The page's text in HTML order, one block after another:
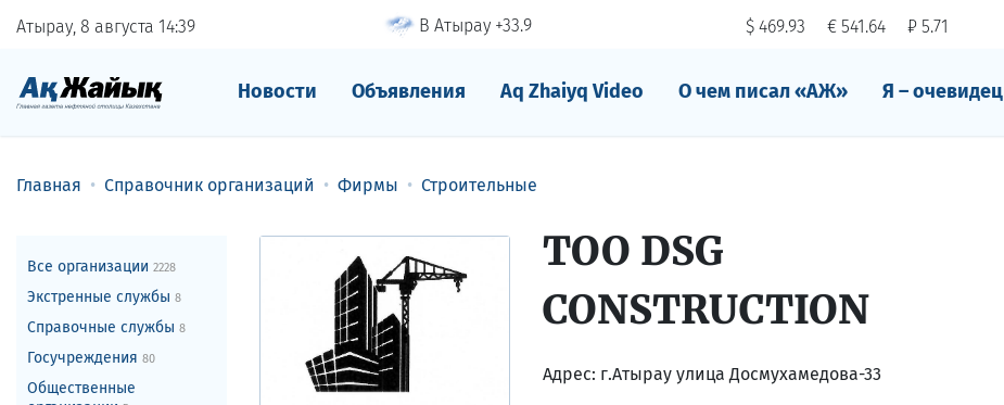
Атырау, 8 августа 1439 В Атырау +33.9 $ 469.93 € 541.64 ₽ 5.71
Новости Объявления Aq Zhaiyq Video О чем писал «АЖ» Я – очевидец
Главная Справочник организаций Фирмы Строительные
Все организации 2228
Экстренные службы 8
Справочные службы 8
Госучреждения 80
Общественные
ТОО DSG
CONSTRUCTION
Адрес: г.Атырау улица Досмухамедова-33